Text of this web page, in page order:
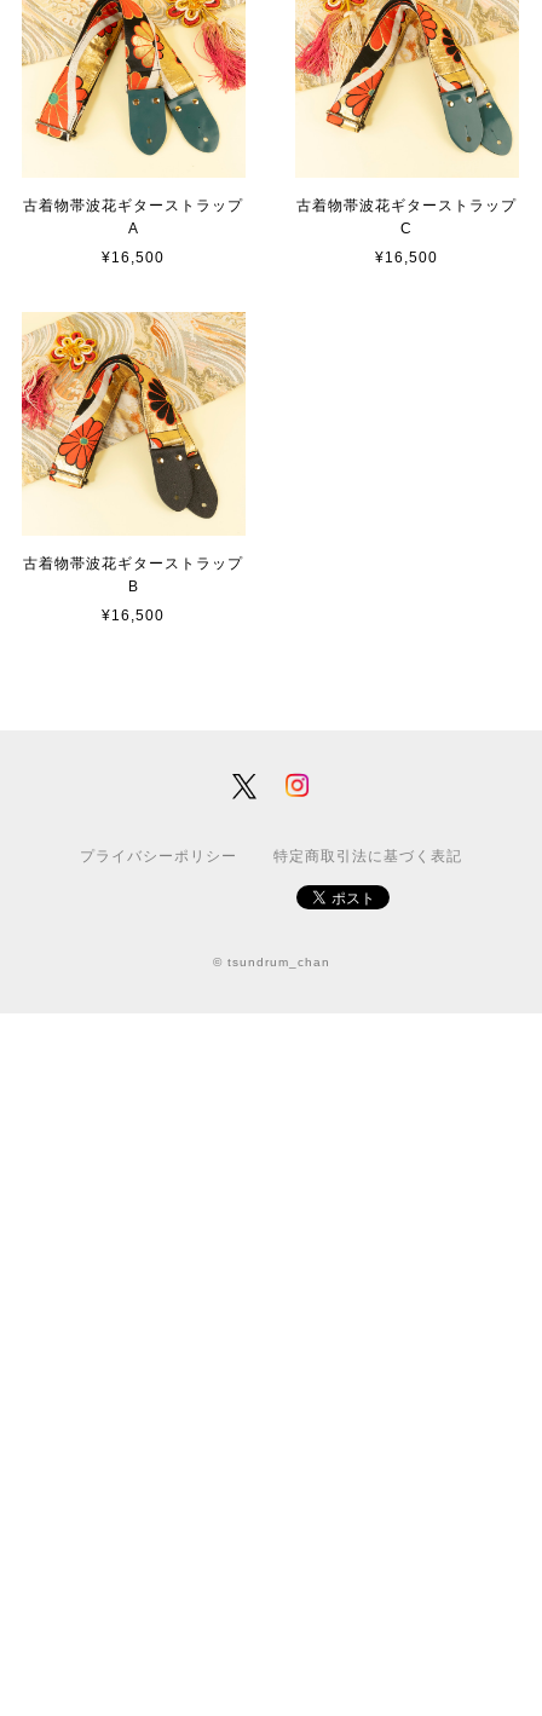
古着物帯波花ギターストラップ
A
¥16,500
古着物帯波花ギターストラップ
C
¥16,500
古着物帯波花ギターストラップ
B
¥16,500
プライバシーポリシー 特定商取引法に基づく表記
© tsundrum_chan